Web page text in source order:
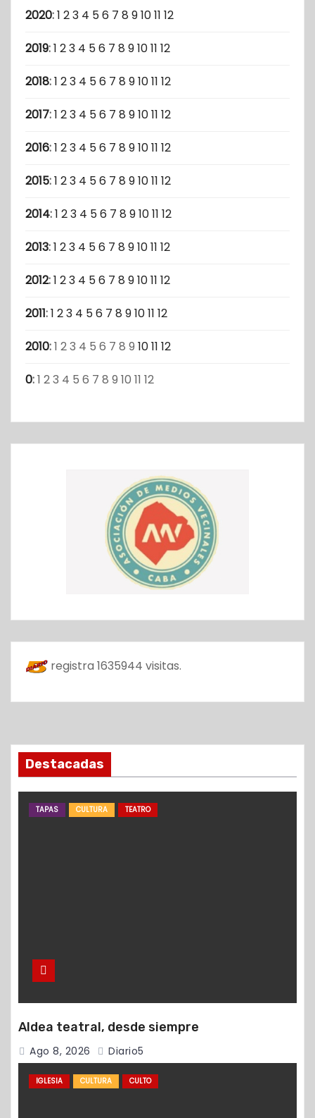
2020:1 23 4 56 7 8 91011 12
2019:1 23 4 56 7 8 91011 12
2018:1 23 4 56 7 8 91011 12
2017:1 23 4 56 7 8 91011 12
2016:1 23 4 56 7 8 91011 12
2015:1 23 4 56 7 8 91011 12
2014:1 23 4 56 7 8 91011 12
2013:1 23 4 56 7 8 91011 12
2012:1 23 4 56 7 8 91011 12
2011:1 23 4 56 7 8 91011 12
2010:1 23 4 5 6 7 8 9 1011 12
0:1 23 4 5 6 7 8 9 10 11 12
registra 1635944 visitas.
Destacadas
TAPAS CULTURA TEATRO
Aldea teatral, desde siempre
Ago 8, 2026 Diario5
IGLESIA CULTURA CULTO